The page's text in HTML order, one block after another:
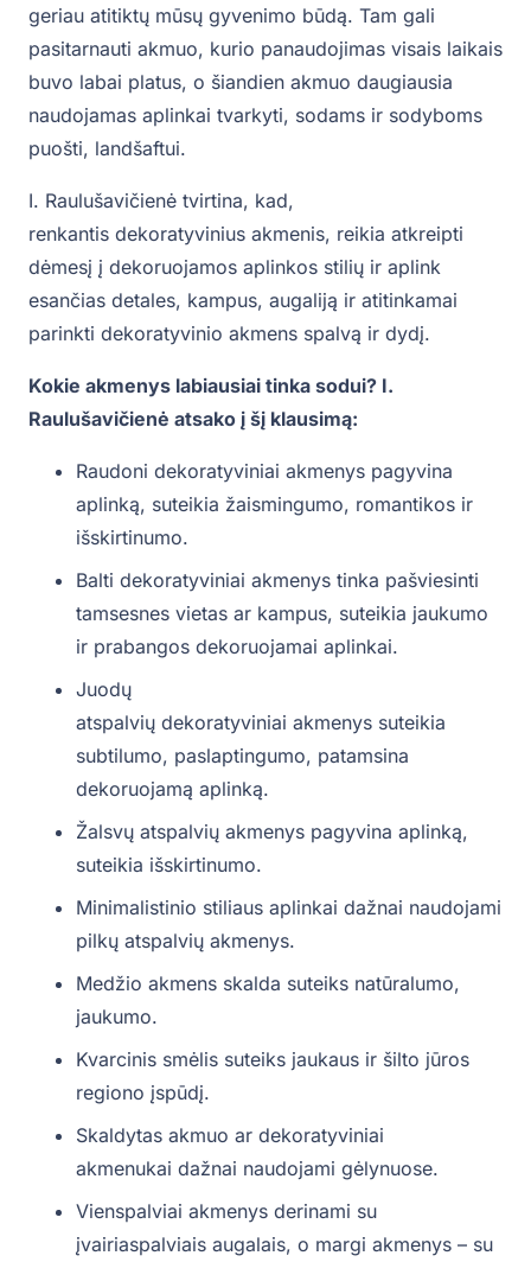
geriau atitiktų mūsų gyvenimo būdą. Tam gali
pasitarnauti akmuo, kurio panaudojimas visais laikais
buvo labai platus, o šiandien akmuo daugiausia
naudojamas aplinkai tvarkyti, sodams ir sodyboms
puošti, landšaftui.
I. Raulušavičienė tvirtina, kad,
renkantis dekoratyvinius akmenis, reikia atkreipti
dėmesį į dekoruojamos aplinkos stilių ir aplink
esančias detales, kampus, augaliją ir atitinkamai
parinkti dekoratyvinio akmens spalvą ir dydį.
Kokie akmenys labiausiai tinka sodui? I.
Raulušavičienė atsako į šį klausimą:
Raudoni dekoratyviniai akmenys pagyvina
aplinką, suteikia žaismingumo, romantikos ir
išskirtinumo.
Balti dekoratyviniai akmenys tinka pašviesinti
tamsesnes vietas ar kampus, suteikia jaukumo
ir prabangos dekoruojamai aplinkai.
Juodų
atspalvių dekoratyviniai akmenys suteikia
subtilumo, paslaptingumo, patamsina
dekoruojamą aplinką.
Žalsvų atspalvių akmenys pagyvina aplinką,
suteikia išskirtinumo.
Minimalistinio stiliaus aplinkai dažnai naudojami
pilkų atspalvių akmenys.
Medžio akmens skalda suteiks natūralumo,
jaukumo.
Kvarcinis smėlis suteiks jaukaus ir šilto jūros
regiono įspūdį.
Skaldytas akmuo ar dekoratyviniai
akmenukai dažnai naudojami gėlynuose.
Vienspalviai akmenys derinami su
įvairiaspalviais augalais, o margi akmenys – su